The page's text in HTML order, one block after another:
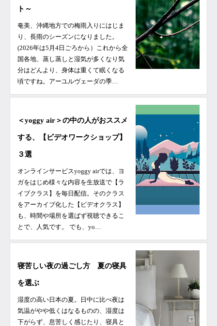
ト～
奄美、沖縄地方での梅雨入りにはじま
り、長雨のシーズンになりました。
(2026年は5月4日ごろから）これから全
国各地、蒸し蒸しと湿気が多くなり気
分はどんより、身体は重くて眠くなる
頃ですね。アーユルヴェーダの季…
＜yoggy air＞の中の人がおススメ
する、【ビデオワークショップ】
３選
オンラインサービスyoggy airでは、ヨ
ガをはじめ様々な内容を生放送で【ラ
イブクラス】を毎日配信。そのクラス
をアーカイブ化した【ビデオクラス】
も、時間や場所を選ばず視聴できるこ
とで、人気です。 でも、yo…
寝苦しい夜の過ごし方 夏の寝具
を選ぶ
湿度の高い日本の夏。日中に比べ夜は
気温がやや低くはなるものの、湿度は
下がらず、息苦しく感じたり、寝具と